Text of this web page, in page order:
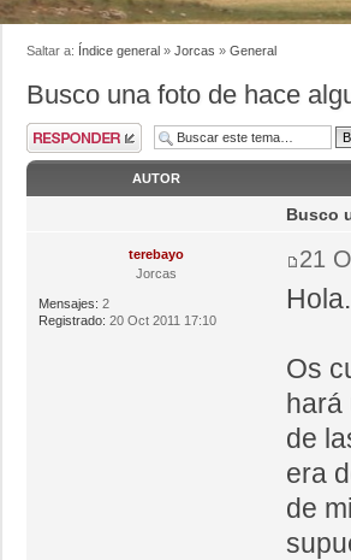
Saltar a: Índice general » Jorcas » General
Busco una foto de hace
AUTOR
terebayo
Jorcas
Mensajes: 2
Registrado: 20 Oct 2011 17:10
Busco
21
Hola.
Os
hará
de
era
de